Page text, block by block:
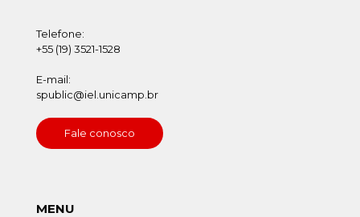
Telefone:
+55 (19) 3521-1528
E-mail:
spublic@iel.unicamp.br
Fale conosco
MENU